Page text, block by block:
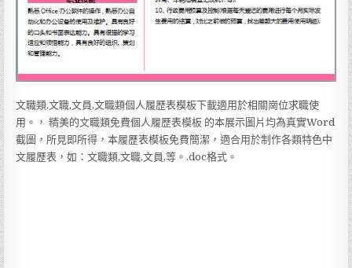
文職類,文職,文員,文職類個人履歷表模板下載適用於相關崗位求職使
用。， 精美的文職類免費個人履歷表模板 的本展示圖片均為真實Word
截圖，所見即所得，本履歷表模板免費簡潔，適合用於制作各類特色中
文履歷表，如：文職類,文職,文員,等。.doc格式。